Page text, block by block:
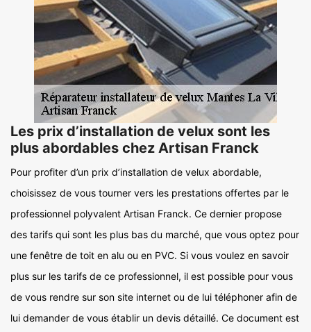
Les prix d’installation de velux sont les
plus abordables chez Artisan Franck
Pour profiter d’un prix d’installation de velux abordable,
choisissez de vous tourner vers les prestations offertes par le
professionnel polyvalent Artisan Franck. Ce dernier propose
des tarifs qui sont les plus bas du marché, que vous optez pour
une fenêtre de toit en alu ou en PVC. Si vous voulez en savoir
plus sur les tarifs de ce professionnel, il est possible pour vous
de vous rendre sur son site internet ou de lui téléphoner afin de
lui demander de vous établir un devis détaillé. Ce document est